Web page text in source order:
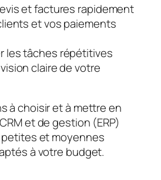
et factures rapidement
et vos paiements
les tâches répétitives
claire de votre
à choisir et à mettre en
et de gestion (ERP)
et moyennes
à votre budget.